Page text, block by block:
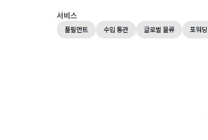
서비스
풀필먼트 수입 통관 글로벌 물류 포워딩